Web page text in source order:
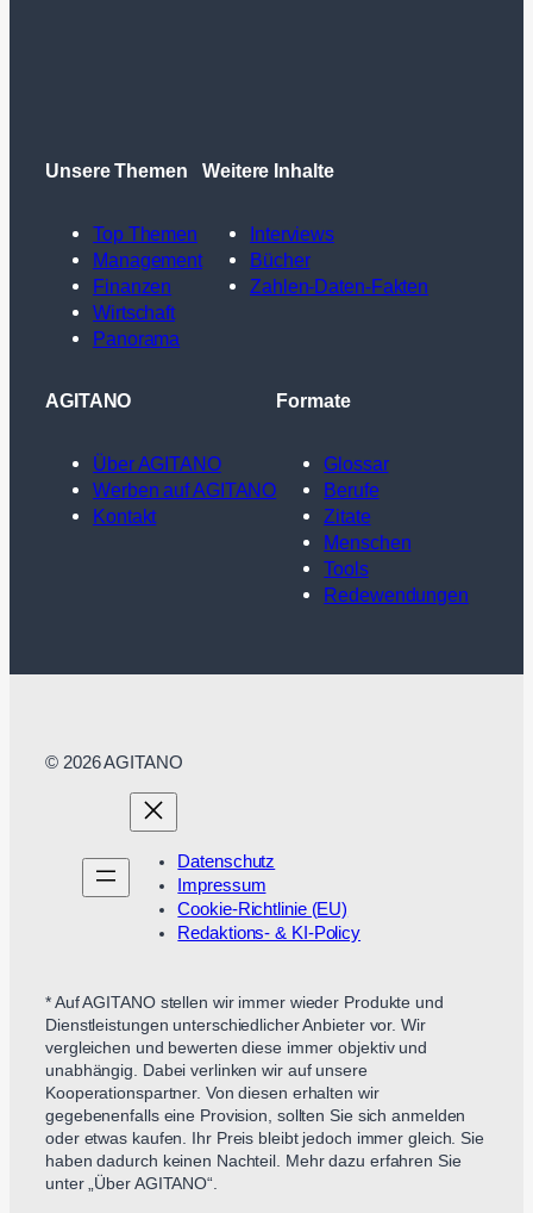
Unsere Themen
Top Themen
Management
Finanzen
Wirtschaft
Panorama
Weitere Inhalte
Interviews
Bücher
Zahlen-Daten-Fakten
AGITANO
Über AGITANO
Werben auf AGITANO
Kontakt
Formate
Glossar
Berufe
Zitate
Menschen
Tools
Redewendungen
© 2026 AGITANO
Datenschutz
Impressum
Cookie-Richtlinie (EU)
Redaktions- & KI-Policy
* Auf AGITANO stellen wir immer wieder Produkte und
Dienstleistungen unterschiedlicher Anbieter vor. Wir
vergleichen und bewerten diese immer objektiv und
unabhängig. Dabei verlinken wir auf unsere
Kooperationspartner. Von diesen erhalten wir
gegebenenfalls eine Provision, sollten Sie sich anmelden
oder etwas kaufen. Ihr Preis bleibt jedoch immer gleich. Sie
haben dadurch keinen Nachteil. Mehr dazu erfahren Sie
unter „Über AGITANO“.